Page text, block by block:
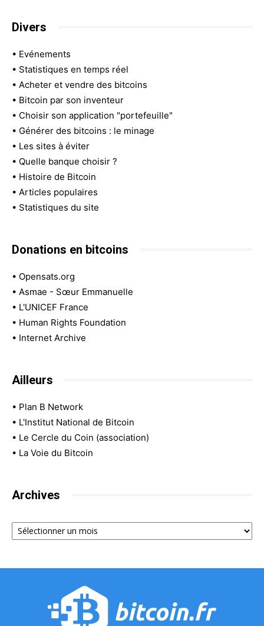
Divers
• Evénements
• Statistiques en temps réel
• Acheter et vendre des bitcoins
• Bitcoin par son inventeur
• Choisir son application "portefeuille"
• Générer des bitcoins : le minage
• Les sites à éviter
• Quelle banque choisir ?
• Histoire de Bitcoin
• Articles populaires
• Statistiques du site
Donations en bitcoins
• Opensats.org
• Asmae - Sœur Emmanuelle
• L'UNICEF France
• Human Rights Foundation
• Internet Archive
Ailleurs
• Plan B Network
• L'Institut National de Bitcoin
• Le Cercle du Coin (association)
• La Voie du Bitcoin
Archives
Archives